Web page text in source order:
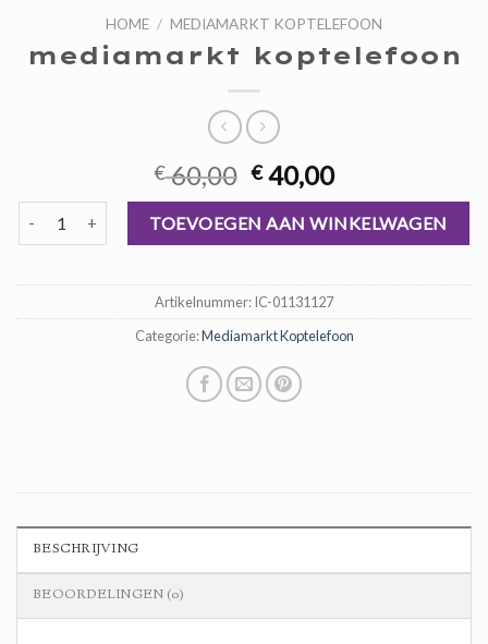
HOME / MEDIAMARKT KOPTELEFOON
mediamarkt koptelefoon
€60,00 Oorspronkelijke
prijs
was:
€ 60,00.
€40,00Huidige
prijs
is:
€ 40,00.
mediamarkt koptelefoon aantalTOEVOEGEN AAN WINKELWAGEN
Artikelnummer:IC-01131127
Categorie:Mediamarkt Koptelefoon
BESCHRIJVING
BEOORDELINGEN (0)